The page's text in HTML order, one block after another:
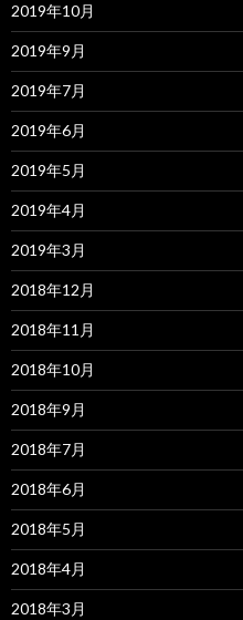
2019年10月
2019年9月
2019年7月
2019年6月
2019年5月
2019年4月
2019年3月
2018年12月
2018年11月
2018年10月
2018年9月
2018年7月
2018年6月
2018年5月
2018年4月
2018年3月